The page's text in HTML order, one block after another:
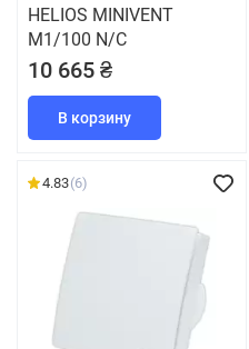
HELIOS MINIVENT
M1/100 N/C
10 665 ₴
В корзину
4.83(6)